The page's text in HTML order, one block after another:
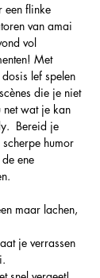
een flinke
van amai
vol
Met
lef spelen
die je niet
net wat je kan
Bereid je
humor
ene
maar lachen,
je verrassen